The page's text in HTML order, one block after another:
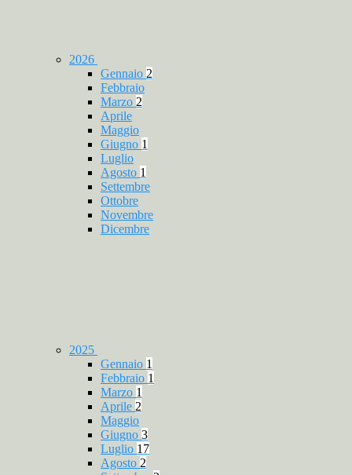
2026
Gennaio 2
Febbraio
Marzo 2
Aprile
Maggio
Giugno 1
Luglio
Agosto 1
Settembre
Ottobre
Novembre
Dicembre
2025
Gennaio 1
Febbraio 1
Marzo 1
Aprile 2
Maggio
Giugno 3
Luglio 17
Agosto 2